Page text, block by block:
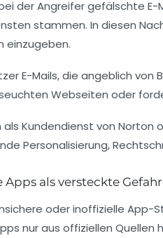
der Angreifer gefälschte
stammen. In diesen
einzugeben.
E-Mails, die angeblich
Webseiten oder
Kundendienst von Norton
Personalisierung,
als versteckte
oder inoffizielle
nur aus offiziellen